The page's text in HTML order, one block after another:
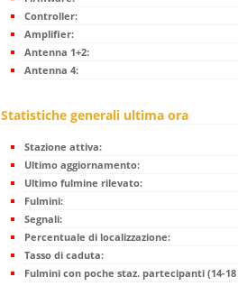
Controller:
Amplifier:
Antenna 1+2:
Antenna 4:
Statistiche generali ultima ora
Stazione attiva:
Ultimo aggiornamento:
Ultimo fulmine rilevato:
Fulmini:
Segnali:
Percentuale di localizzazione:
Tasso di caduta:
Fulmini con poche staz. partecipanti (14-